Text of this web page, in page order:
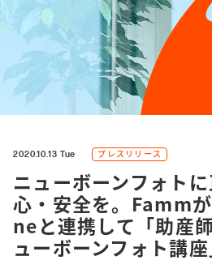
2020.10.13 Tue プレスリリース
ニューボーンフォト
心・安全を。Famm
neと連携して「助産
ューボーンフォト講座